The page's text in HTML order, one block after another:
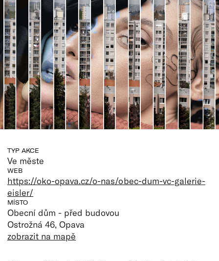
Vše o ČT
TYP AKCE
Ve měste
WEB
https://oko-opava.cz/o-nas/obec-dum-vc-galerie-
eisler/
MÍSTO
Obecní dům - před budovou
Ostrožná 46, Opava
zobrazit na mapě